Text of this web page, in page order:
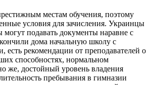
местам обучения, поэтому
условия для зачисления. Украинцы
подавать документы наравне с
дома начальную школу с
есть рекомендации от преподавателей о
способностях, нормальном
же, достойный уровень владения
пребывания в гимназии